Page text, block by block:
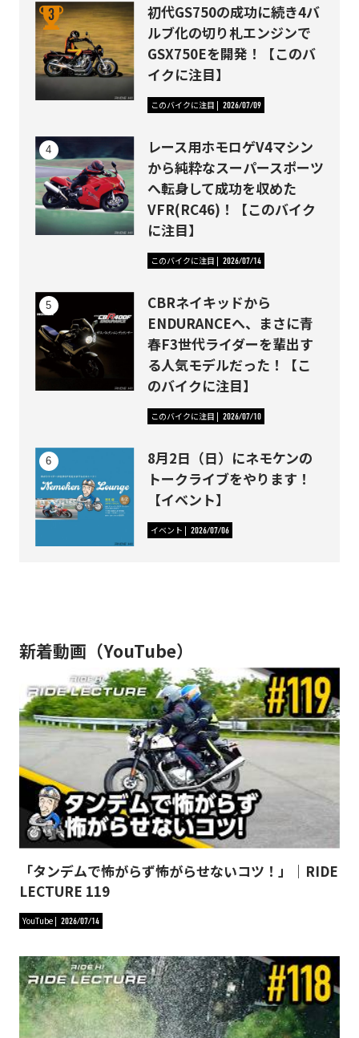
初代GS750の成功に続き4バ
ルブ化の切り札エンジンで
GSX750Eを開発！【このバ
イクに注目】
このバイクに注目 2026/07/09
レース用ホモロゲV4マシン
から純粋なスーパースポーツ
へ転身して成功を収めた
VFR(RC46)！【このバイク
に注目】
このバイクに注目 2026/07/14
CBRネイキッドから
ENDURANCEへ、まさに青
春F3世代ライダーを輩出す
る人気モデルだった！【こ
のバイクに注目】
このバイクに注目 2026/07/10
8月2日（日）にネモケンの
トークライブをやります！
【イベント】
イベント 2026/07/06
新着動画（YouTube）
「タンデムで怖がらず怖がらせないコツ！」｜RIDE
LECTURE 119
YouTube 2026/07/14